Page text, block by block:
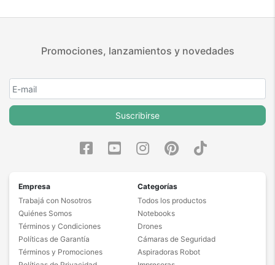
Promociones, lanzamientos y novedades
Suscribirse
Empresa
Trabajá con Nosotros
Quiénes Somos
Términos y Condiciones
Políticas de Garantía
Términos y Promociones
Categorías
Todos los productos
Notebooks
Drones
Cámaras de Seguridad
Aspiradoras Robot